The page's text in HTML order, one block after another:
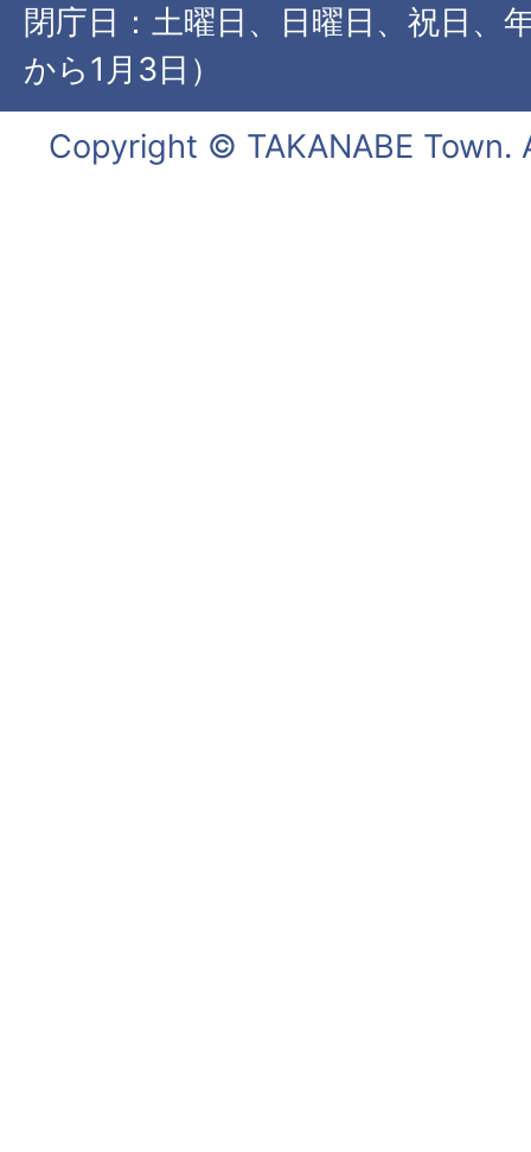
閉庁日：土曜日、日曜日、祝日、
から1月3日）
Copyright © TAKANABE Town.